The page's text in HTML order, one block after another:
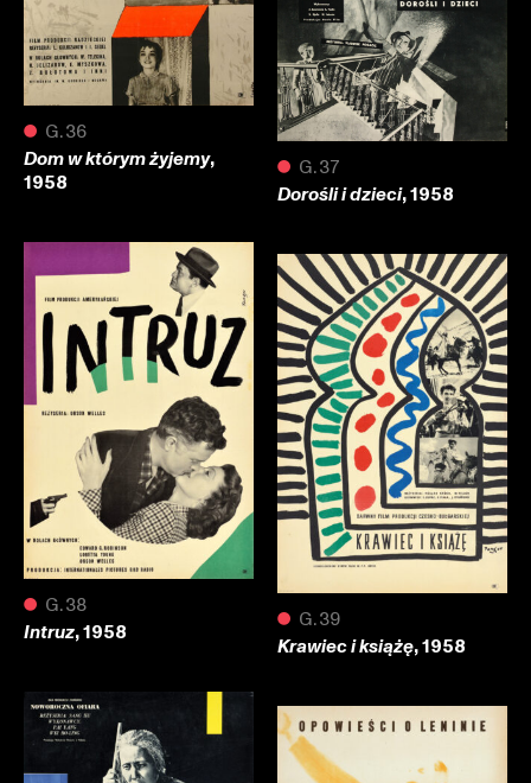
● G.36
Dom w którym żyjemy,
1958
● G.37
Dorośli i dzieci, 1958
● G.38
Intruz, 1958 ● G.39
Krawiec i książę, 1958